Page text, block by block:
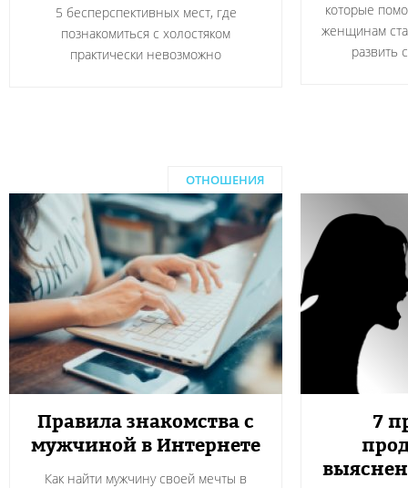
5 бесперспективных мест, где
познакомиться с холостяком
практически невозможно
которые
женщинам
развить
ОТНОШЕНИЯ
Правила знакомства с
мужчиной в Интернете
Как найти мужчину своей мечты в
7